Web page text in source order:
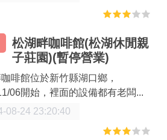
松湖畔咖啡館(松湖休閒親
子莊園)(暫停營業)
啡館位於新竹縣湖口鄉，
06開始，裡面的設備都有老闆...
08-24 23:20:40